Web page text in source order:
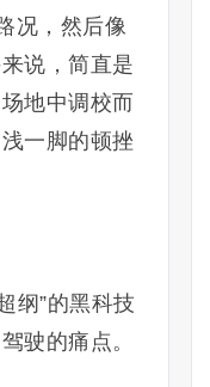
况，然后像
说，简直是
地中调校而
一脚的顿挫
纲”的黑科技
驶的痛点。